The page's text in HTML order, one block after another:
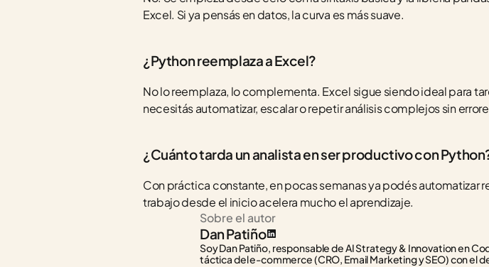
Excel. Si ya pensás en datos, la curva es más suave.
¿Python reemplaza a Excel?
No lo reemplaza, lo complementa. Excel sigue siendo ideal para
necesitás automatizar, escalar o repetir análisis complejos sin
¿Cuánto tarda un analista en ser productivo con
Con práctica constante, en pocas semanas ya podés automatizar
trabajo desde el inicio acelera mucho el aprendizaje.
Sobre el autor
Dan Patiño
Soy Dan Patiño, responsable de AI Strategy & Innovation en
táctica del e-commerce (CRO, Email Marketing y SEO) con el